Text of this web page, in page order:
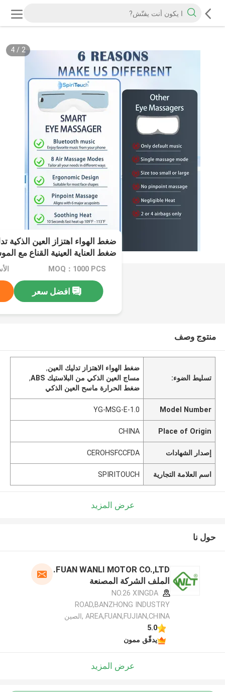
2
/
4
ضغط الهواء اهتزاز العين الذكية
ضغط العناية العينية القناع مع
MOQ：1000 PCS
افضل سعر
منتوج وصف
تسليط الضوء:
ضغط الهواء الاهتزاز تدليك العين,
مساج العين الذكي من البلاستيك ABS
,
ضغط الحرارة ماسح العين الذكي
Model Number
YG-MSG-E-1.0
Place of Origin
CHINA
إصدار الشهادات CEROHSFCCFDA
اسم العلامة التجارية SPIRITOUCH
عرض المزيد
حول نا
FUAN WANLI MOTOR CO.,LTD.
الملف الشركة المصنعة
NO.26 XINGDA
ROAD,BANZHONG INDUSTRY
AREA,FUAN,FUJIAN,CHINA ,الصين
5.0
يدقّق ممون
عرض المزيد